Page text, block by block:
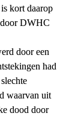
kort daarop
DWHC
door een
had
waarvan uit
dood door